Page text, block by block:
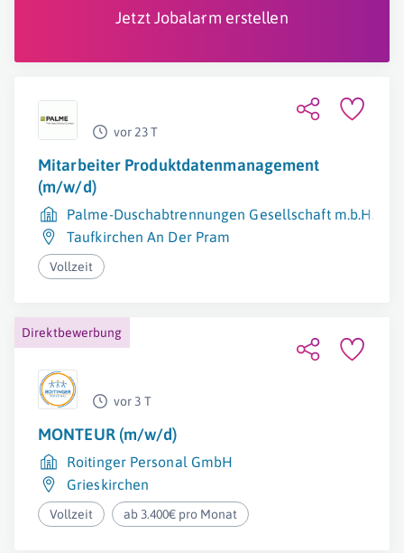
Jetzt Jobalarm erstellen
vor 23 T
Mitarbeiter Produktdatenmanagement
(m/w/d)
Palme-Duschabtrennungen Gesellschaft m.b.H.
Taufkirchen An Der Pram
Vollzeit
Direktbewerbung
vor 3 T
MONTEUR (m/w/d)
Roitinger Personal GmbH
Grieskirchen
Vollzeit ab 3.400€ pro Monat